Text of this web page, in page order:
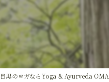
黒のヨガならYoga & Ayurveda OMA